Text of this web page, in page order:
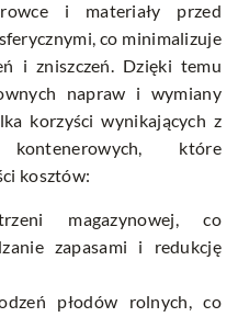
i materiały przed
co minimalizuje
i zniszczeń. Dzięki temu
napraw i wymiany
korzyści wynikających z
które
kosztów:
magazynowej, co
zapasami i redukcję
płodów rolnych, co